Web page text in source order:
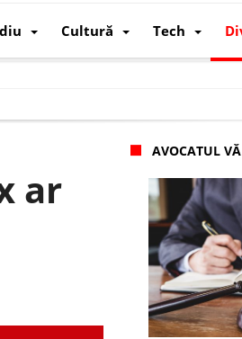
Cultură Tech
al SUA
nu o spune
a demografiei, fiscalității și
ar
AVOCATUL